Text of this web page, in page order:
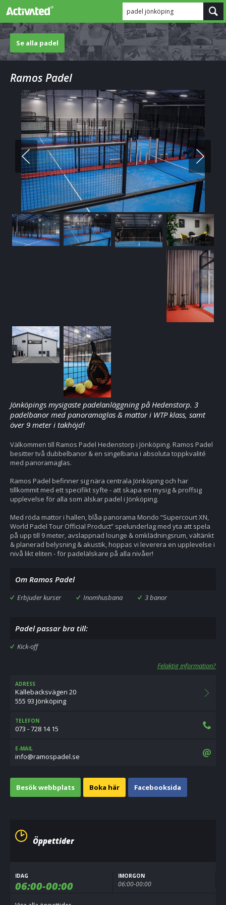
padel jönköping
Se alla padel
Ramos Padel
Jönköpings mysigaste padelanläggning på Hedenstorp. 3
padelbanor med panoramaglas & mattor i WTP klass, samt
över 9 meter i takhöjd!
Välkommen till Ramos Padel Hedenstorp i Jönköping. Ramos Padel
besitter två dubbelbanor & en singelbana i absoluta toppkvalité
med panoramaglas.
Ramos Padel befinner sig nära centrala Jönköping och har
tillkommit med ett specifikt syfte - att skapa en mysig & proffsig
upplevelse för alla som älskar padel i Jönköping.
Med röda mattor i hallen, blåa panorama Mondo “Supercourt XN,
World Padel Tour Official Product” spelunderlag med yta att spela
på upp till 9 meter, avslappnad lounge & omklädningsrum, vältänkt
& planerad belysning & akustik, hoppas vi leverera en upplevelse i
nivå likt eliten - för padelälskare på alla nivåer!
Om Ramos Padel
Erbjuder kurser Inomhusbana 3 banor
Padel passar bra till:
Kick-off
Felaktig information?
ADRESS
Källebacksvägen 20
555 93 Jönköping
TELEFON
073 - 728 14 15
E-MAIL
es.ledapsomar@ofni
Besök webbplats Boka här Facebooksida
Öppettider
IDAG
06:00-00:00
IMORGON
06:00-00:00